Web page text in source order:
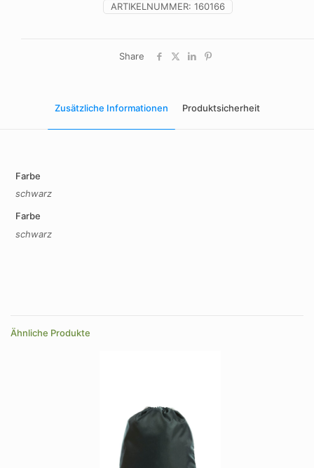
ARTIKELNUMMER: 160166
Share
Zusätzliche Informationen Produktsicherheit
Farbe
schwarz
Farbe
schwarz
Ähnliche Produkte